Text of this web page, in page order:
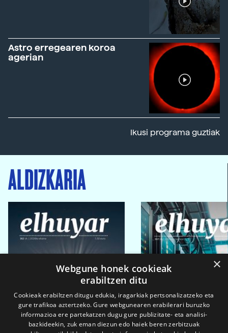
Astro erregearen koroa
agerian
Ikusi programa guztiak
ALDIZKARIA
×
Webgune honek cookieak
erabiltzen ditu
Cookieak erabiltzen ditugu edukia, iragarkiak pertsonalizatzeko eta
gure trafikoa aztertzeko. Gure webgunearen erabilerari buruzko
informazioa ere partekatzen dugu gure publizitate- eta analisi-
bazkideekin, zuk eman diezun edo haiek beren zerbitzuak